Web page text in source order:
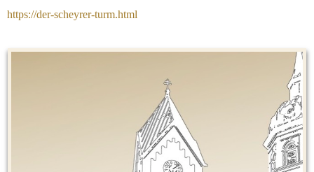
https://der-scheyrer-turm.html